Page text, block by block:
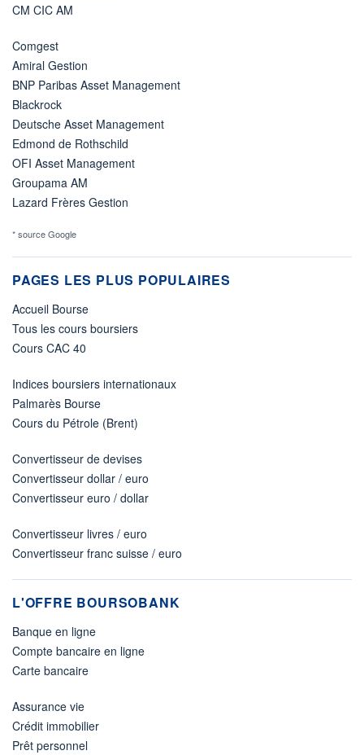
CM CIC AM
Comgest
Amiral Gestion
BNP Paribas Asset Management
Blackrock
Deutsche Asset Management
Edmond de Rothschild
OFI Asset Management
Groupama AM
Lazard Frères Gestion
* source Google
PAGES LES PLUS POPULAIRES
Accueil Bourse
Tous les cours boursiers
Cours CAC 40
Indices boursiers internationaux
Palmarès Bourse
Cours du Pétrole (Brent)
Convertisseur de devises
Convertisseur dollar / euro
Convertisseur euro / dollar
Convertisseur livres / euro
Convertisseur franc suisse / euro
L'OFFRE BOURSOBANK
Banque en ligne
Compte bancaire en ligne
Carte bancaire
Assurance vie
Crédit immobilier
Prêt personnel